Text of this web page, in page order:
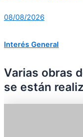
08/08/2026
Interés General
Varias obras
se están